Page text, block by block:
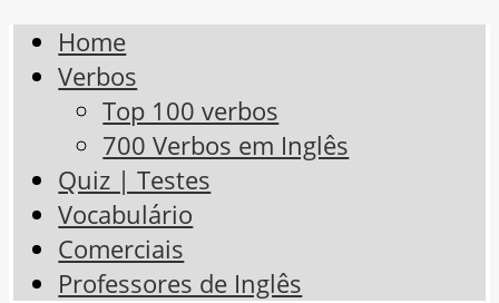
Home
Verbos
Top 100 verbos
700 Verbos em Inglês
Quiz | Testes
Vocabulário
Comerciais
Professores de Inglês